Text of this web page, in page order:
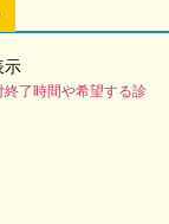
示
了時間や希望する診